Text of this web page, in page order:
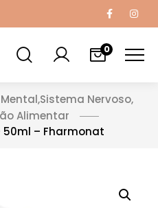
0
,Sistema Nervoso,
Alimentar
– Fharmonat